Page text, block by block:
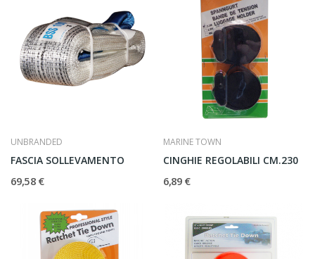
UNBRANDED
FASCIA SOLLEVAMENTO
69,58 €
MARINE TOWN
CINGHIE REGOLABILI CM.230
6,89 €